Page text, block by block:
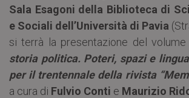
Sala Esagoni della Biblioteca di
e Sociali dell’Università di Pavia
si terrà la presentazione del volume
storia politica. Poteri, spazi e
per il trentennale della rivista
a cura di Fulvio Conti e Maurizio